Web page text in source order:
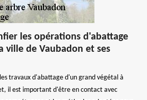
les opérations d'abattage
ville de Vaubadon et ses
travaux d'abattage d'un grand végétal à
il est important d'être en contact avec